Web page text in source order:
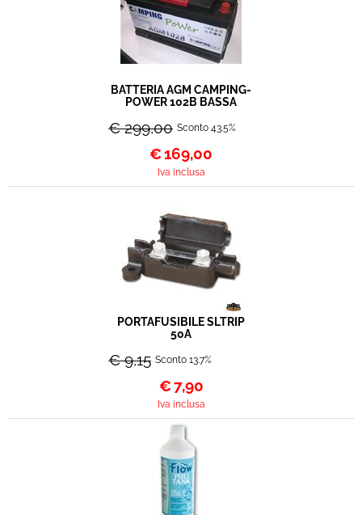
BATTERIA AGM CAMPING-
POWER 102B BASSA
€ 299,00 Sconto 43.5%
€169,00
Iva inclusa
PORTAFUSIBILE SLTRIP
50A
€ 9,15 Sconto 13.7%
€7,90
Iva inclusa